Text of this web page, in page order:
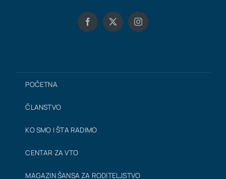
POČETNA
ČLANSTVO
KO SMO I ŠTA RADIMO
CENTAR ZA VTO
MAGAZIN ŠANSA ZA RODITELJSTVO